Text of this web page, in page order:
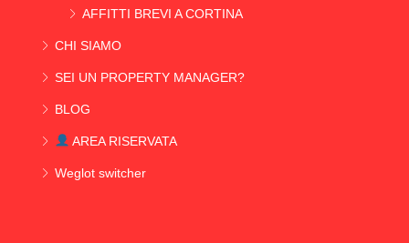
AFFITTI BREVI A CORTINA
CHI SIAMO
SEI UN PROPERTY MANAGER?
BLOG
AREA RISERVATA
Weglot switcher